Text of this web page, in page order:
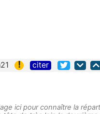
! citer
ici pour connaître la